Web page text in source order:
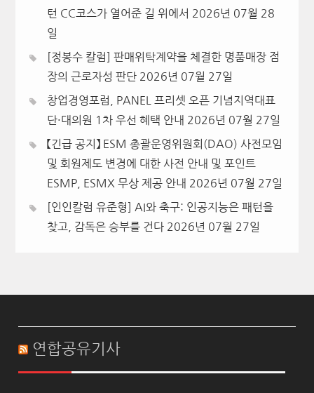
턴 CC코스가 열어준 길 위에서 2026년 07월 28
일
[정봉수 칼럼] 판매위탁계약을 체결한 명품매장 점
장의 근로자성 판단 2026년 07월 27일
창업경영포럼, PANEL 프리셋 오픈 기념지역대표
단·대의원 1차 우선 혜택 안내 2026년 07월 27일
【긴급 공지】 ESM 총괄운영위원회(DAO) 사전모임
및 회원제도 변경에 대한 사전 안내 및 포인트
ESMP, ESMX 무상 제공 안내 2026년 07월 27일
[인인칼럼 유준형] AI와 축구: 인공지능은 패턴을
찾고, 감독은 승부를 건다 2026년 07월 27일
연합공유기사